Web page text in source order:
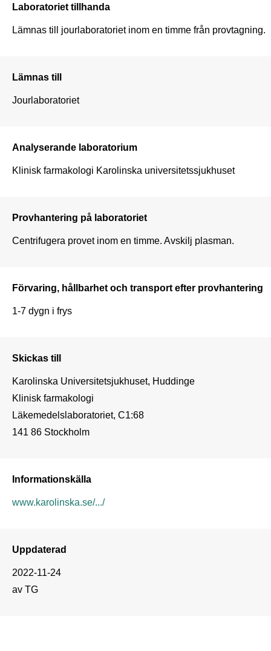
Laboratoriet tillhanda
Lämnas till jourlaboratoriet inom en timme från provtagning.
Lämnas till
Jourlaboratoriet
Analyserande laboratorium
Klinisk farmakologi Karolinska universitetssjukhuset
Provhantering på laboratoriet
Centrifugera provet inom en timme. Avskilj plasman.
Förvaring, hållbarhet och transport efter provhantering
Skickas till
Karolinska Universitetsjukhuset, Huddinge
Klinisk farmakologi
Läkemedelslaboratoriet, C1:68
141 86 Stockholm
Informationskälla
www.karolinska.se/.../
Uppdaterad
2022-11-24
av TG